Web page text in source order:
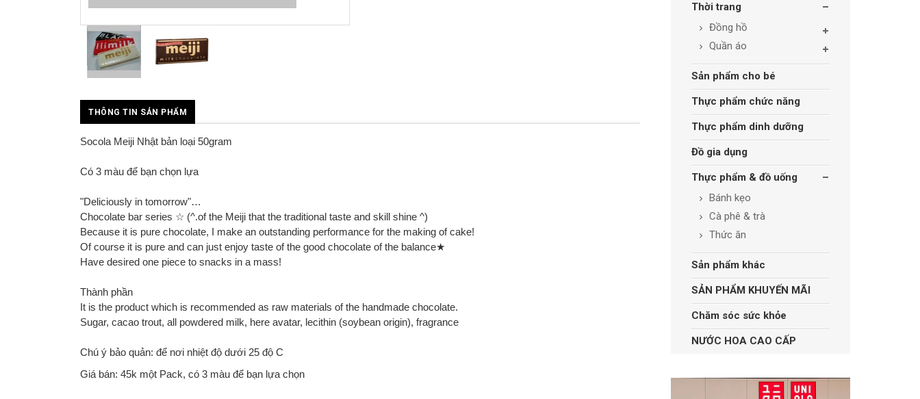
THÔNG TIN SẢN PHẨM
Socola Meiji Nhật bản loại 50gram
Có 3 màu để bạn chọn lựa
"Deliciously in tomorrow"…
Chocolate bar series ☆ (^.of the Meiji that the traditional taste and skill shine ^)
Because it is pure chocolate, I make an outstanding performance for the making of cake!
Of course it is pure and can just enjoy taste of the good chocolate of the balance★
Have desired one piece to snacks in a mass!
Thành phần
It is the product which is recommended as raw materials of the handmade chocolate.
Sugar, cacao trout, all powdered milk, here avatar, lecithin (soybean origin), fragrance
Chú ý bảo quản: để nơi nhiệt độ dưới 25 độ C
Giá bán: 45k một Pack, có 3 màu để bạn lựa chọn
Thời trang
Đồng hồ
Quần áo
Sản phẩm cho bé
Thực phẩm chức năng
Thực phẩm dinh dưỡng
Đồ gia dụng
Thực phẩm & đồ uống
Bánh kẹo
Cà phê & trà
Thức ăn
Sản phẩm khác
SẢN PHẨM KHUYẾN MÃI
Chăm sóc sức khỏe
NƯỚC HOA CAO CẤP